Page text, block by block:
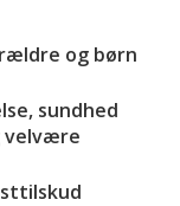
og børn
sundhed
velvære